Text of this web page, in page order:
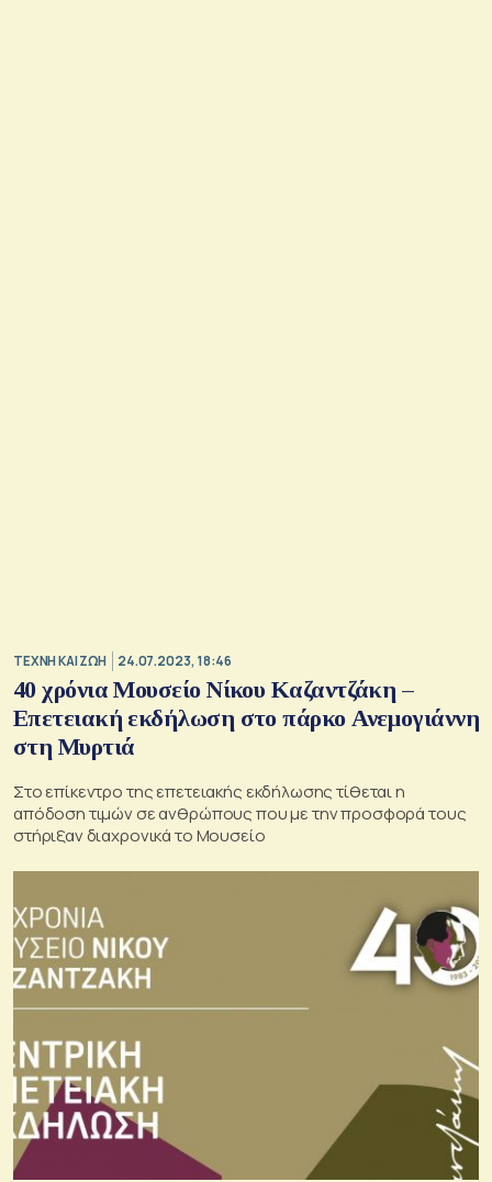
TΕΧΝΗ ΚΑΙ ΖΩΗ 24.07.2023, 18:46
40 χρόνια Μουσείο Νίκου Καζαντζάκη –
Επετειακή εκδήλωση στο πάρκο Ανεμογιάννη
στη Μυρτιά
Στο επίκεντρο της επετειακής εκδήλωσης τίθεται η
απόδοση τιμών σε ανθρώπους που με την προσφορά τους
στήριξαν διαχρονικά το Μουσείο